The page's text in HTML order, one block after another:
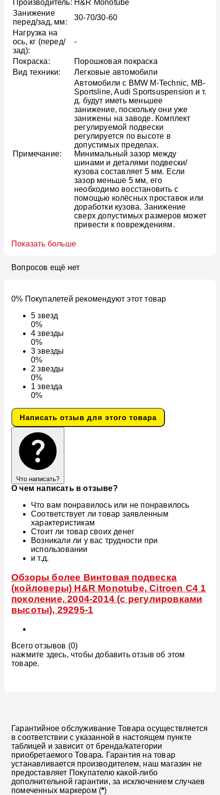
Производитель: H&R Monotube
Занижение
перед/зад, мм:
30-70/30-60
Нагрузка на
ось, кг (перед/
зад):
-
Покраска:
Порошковая покраска
Вид техники:
Легковые автомобили
Примечание:
Автомобили с BMW M-Technic, MB-
Sportsline, Audi Sportsuspension и т.
д. будут иметь меньшее
занижение, поскольку они уже
занижены на заводе. Комплект
регулируемой подвески
регулируется по высоте в
допустимых пределах.
Минимальный зазор между
шинами и деталями подвески/
кузова составляет 5 мм. Если
зазор меньше 5 мм, его
необходимо восстановить с
помощью колёсных проставок или
доработки кузова. Занижение
сверх допустимых размеров может
привести к повреждениям.
Показать больше
Вопросов ещё нет
0% Покупалетей рекомендуют этот товар
5звезд
0%
4звезды
0%
3звезды
0%
2звезды
0%
1звезда
0%
Написать отзыв для этого товара
Что написать?
О чем написать в отзыве?
Что вам понравилось или не понравилось
Соответствует ли товар заявленным
характеристикам
Стоит ли товар своих денег
Возникали ли у вас трудности при
использовании
и т.д.
Обзоры более Винтовая подвеска
(койловеры) H&R Monotube, Citroen C4 1
поколение, 2004-2014 (с регулировками
высоты), 29295-1
Всего отзывов (0)
нажмите здесь, чтобы добавить отзыв об этом
товаре.
Гарантийное обслуживание Товара осуществляется
в соответствии с указанной в настоящем пункте
таблицей и зависит от бренда/категории
приобретаемого Товара. Гарантия на товар
устанавливается производителем, наш магазин не
предоставляет Покупателю какой-либо
дополнительной гарантии, за исключением случаев
помеченных маркером (*)